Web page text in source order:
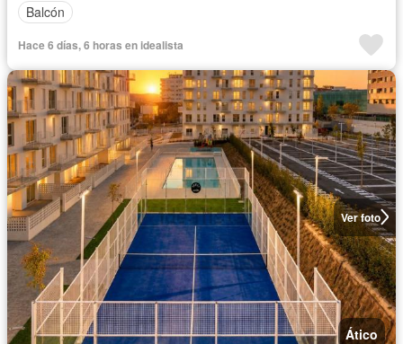
Balcón
Hace 6 días, 6 horas en idealista
Ver foto
Ático